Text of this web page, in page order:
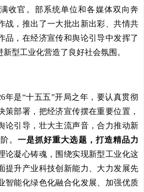
收官。部系统单位和各媒体双向奔
战，推出了一大批出新出彩、共情共
品，在经济宣传和舆论引导中发挥了
型工业化营造了良好社会氛围。
年是“十五五”开局之年，要认真贯彻
策部署，把经济宣传摆在重要位置，
论引导，壮大主流声音，合力推动新
。 一是抓好重大选题，打造精品力
论凝心铸魂，围绕实现新型工业化这
提升产业科技创新能力、大力发展先
智能化绿色化融合化发展、加强优质